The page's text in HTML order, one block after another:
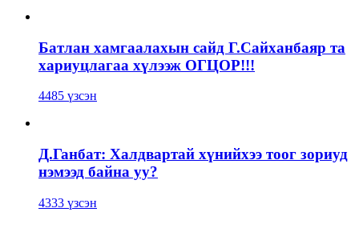
Батлан хамгаалахын сайд Г.Сайханбаяр та
хариуцлагаа хүлээж ОГЦОР!!!
4485 үзсэн
Д.Ганбат: Халдвартай хүнийхээ тоог зориуд
нэмээд байна уу?
4333 үзсэн